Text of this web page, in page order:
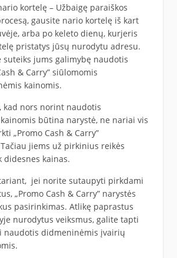
kortelę – Užbaigę paraiškos
gausite nario kortelę iš kart
arba po keleto dienų, kurjeris
pristatys jūsų nurodytu adresu.
suteiks jums galimybę naudotis
& Carry” siūlomomis
kainomis.
kad nors norint naudotis
būtina narystė, ne nariai vis
„Promo Cash & Carry”
jiems už pirkinius reikės
didesnes kainas.
jei norite sutaupyti pirkdami
„Promo Cash & Carry” narystės
pasirinkimas. Atlikę paprastus
nurodytus veiksmus, galite tapti
naudotis didmeninėmis įvairių